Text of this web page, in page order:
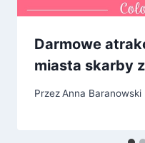
Darmowe
miasta skarby
PrzezAnna Baranowski